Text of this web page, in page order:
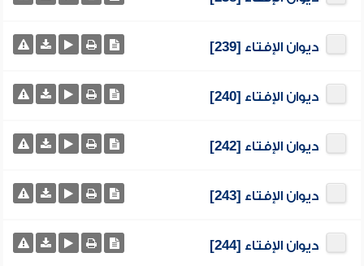
ديوان الإفتاء [239]
ديوان الإفتاء [240]
ديوان الإفتاء [242]
ديوان الإفتاء [243]
ديوان الإفتاء [244]